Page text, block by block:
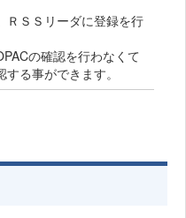
ＲＳＳリーダに登録を行
の確認を行わなくて
る事ができます。